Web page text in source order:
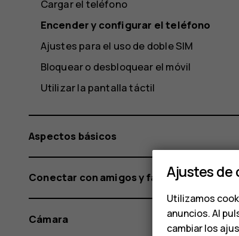
Cargar el teléfono
Encender y configurar el teléfono
Ajustes para el uso de doble SIM
Bloquear o desbloquear el móvil
Utilizar la pantalla táctil
Aspectos básicos
Conectar con amigos y familia
Cámara
Ajustes de
Utilizamos
anuncios. Al
cambiar los